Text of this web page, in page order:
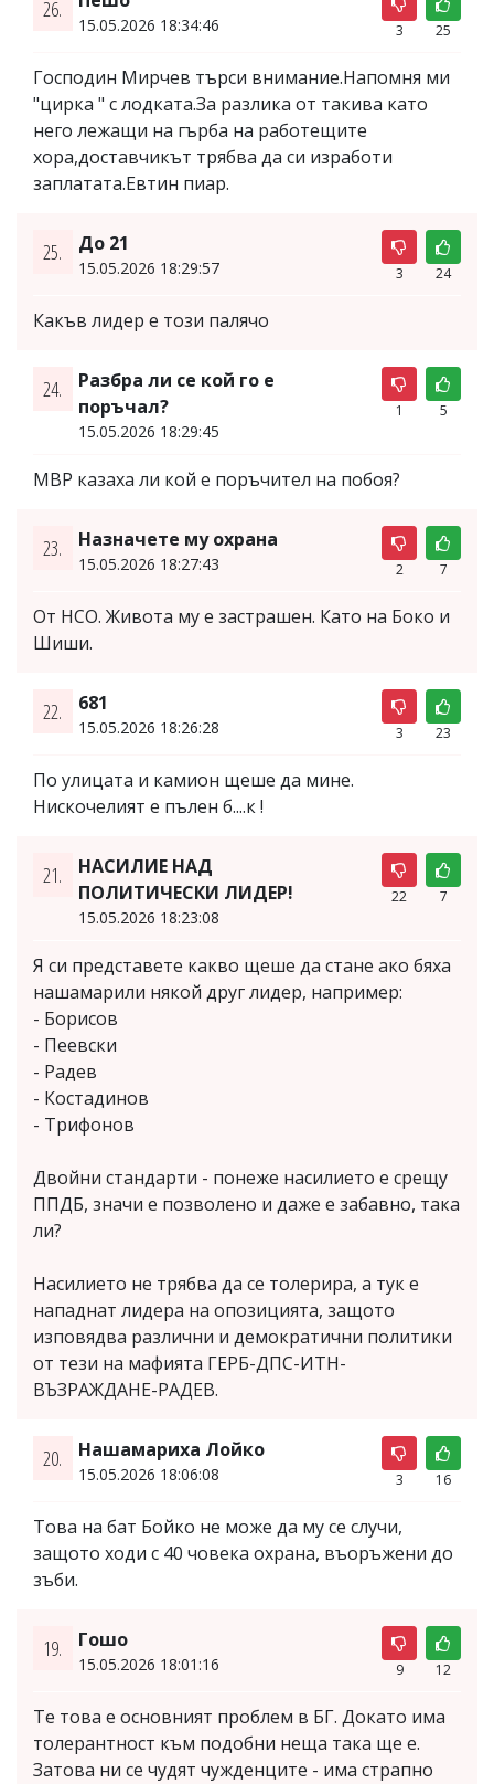
26.
15.05.2026 18:34:46 3 25
Господин Мирчев търси внимание.Напомня ми
"цирка " с лодката.За разлика от такива като
него лежащи на гърба на работещите
хора,доставчикът трябва да си изработи
заплатата.Евтин пиар.
25. До 21
15.05.2026 18:29:57 3 24
Какъв лидер е този палячо
24.
Разбра ли се кой го е
поръчал?
15.05.2026 18:29:45
1 5
МВР казаха ли кой е поръчител на побоя?
23. Назначете му охрана
15.05.2026 18:27:43 2 7
От НСО. Живота му е застрашен. Като на Боко и
Шиши.
22. 681
15.05.2026 18:26:28 3 23
По улицата и камион щеше да мине.
Нискочелият е пълен б....к !
21.
НАСИЛИЕ НАД
ПОЛИТИЧЕСКИ ЛИДЕР!
15.05.2026 18:23:08
22 7
Я си представете какво щеше да стане ако бяха
нашамарили някой друг лидер, например:
- Борисов
- Пеевски
- Радев
- Костадинов
- Трифонов
Двойни стандарти - понеже насилието е срещу
ППДБ, значи е позволено и даже е забавно, така
ли?
Насилието не трябва да се толерира, а тук е
нападнат лидера на опозицията, защото
изповядва различни и демократични политики
от тези на мафията ГЕРБ-ДПС-ИТН-
ВЪЗРАЖДАНЕ-РАДЕВ.
20. Нашамариха Лойко
15.05.2026 18:06:08 3 16
Това на бат Бойко не може да му се случи,
защото ходи с 40 човека охрана, въоръжени до
зъби.
19. Гошо
15.05.2026 18:01:16 9 12
Те това е основният проблем в БГ. Докато има
толерантност към подобни неща така ще е.
Затова ни се чудят чужденците - има страпно